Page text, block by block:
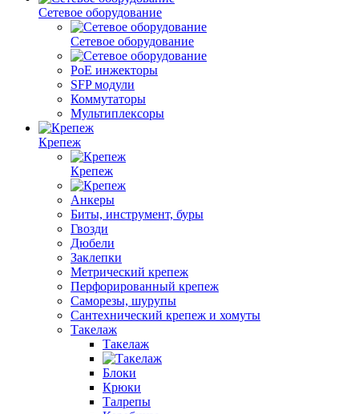
Сетевое оборудование
Сетевое оборудование
PoE инжекторы
SFP модули
Коммутаторы
Мультиплексоры
Крепеж
Крепеж
Анкеры
Биты, инструмент, буры
Гвозди
Дюбели
Заклепки
Метрический крепеж
Перфорированный крепеж
Саморезы, шурупы
Сантехнический крепеж и хомуты
Такелаж
Такелаж
Блоки
Крюки
Талрепы